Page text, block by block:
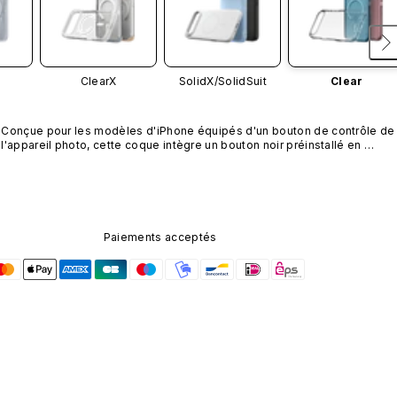
ClearX SolidX/SolidSuit Clear
Conçue pour les modèles d'iPhone équipés d'un bouton de contrôle de
l'appareil photo, cette coque intègre un bouton noir préinstallé en
Paiements acceptés